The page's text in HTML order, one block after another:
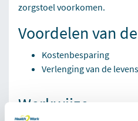
zorgstoel voorkomen.
Voordelen van
Kostenbesparing
Verlenging van de
Werkwijze